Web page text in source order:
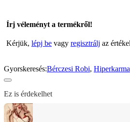
Írj véleményt a termékről!
Kérjük, lépj be vagy regisztrálj az
Gyorskeresés:Bérczesi Robi, Hiperkarma
Ez is érdekelhet